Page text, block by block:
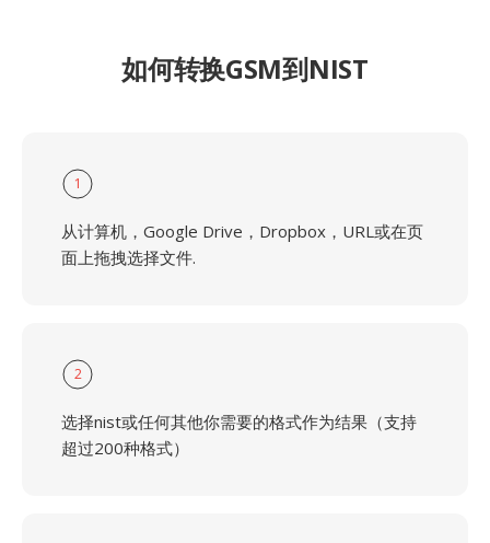
如何转换GSM到NIST
1
从计算机，Google Drive，Dropbox，URL或在页
面上拖拽选择文件.
2
选择nist或任何其他你需要的格式作为结果（支持
超过200种格式）